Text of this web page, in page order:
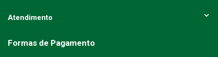
Atendimento
Formas de Pagamento